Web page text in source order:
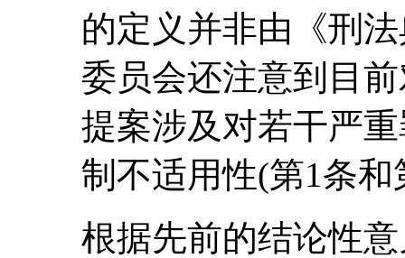
的定义并非由《刑
委员会还注意到目
提案涉及对若干严
制不适用性(第1条和
根据先前的结论性